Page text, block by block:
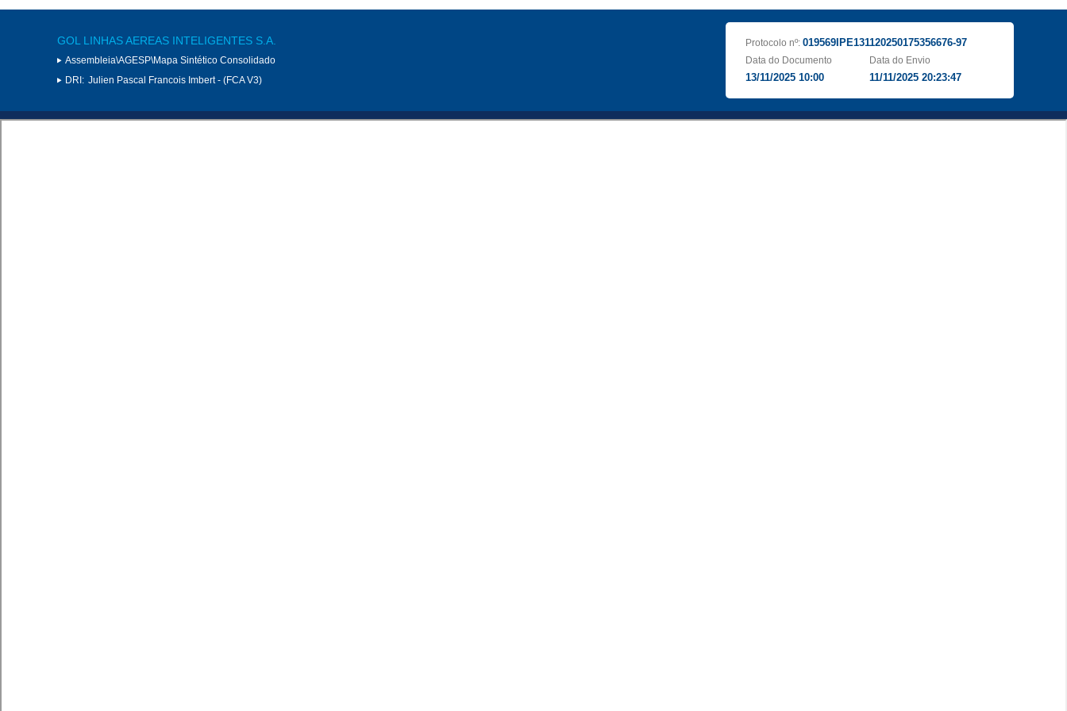
GOL LINHAS AEREAS INTELIGENTES S.A.
Assembleia\AGESP\Mapa Sintético Consolidado
DRI: Julien Pascal Francois Imbert - (FCA V3)
Protocolo nº: 019569IPE131120250175356676-97
Data do Documento
13/11/2025 10:00
Data do Envio
11/11/2025 20:23:47